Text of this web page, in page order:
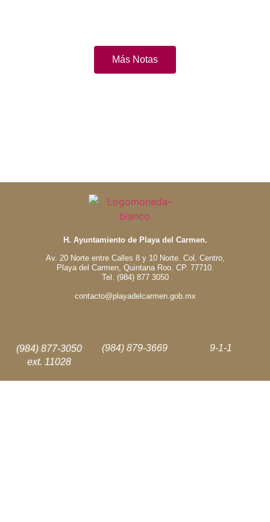
Más Notas
H. Ayuntamiento de Playa del Carmen.
Av. 20 Norte entre Calles 8 y 10 Norte. Col. Centro,
Playa del Carmen, Quintana Roo. CP. 77710.
Tel. (984) 877 3050
contacto@playadelcarmen.gob.mx
(984) 877-3050
ext. 11028
(984) 879-3669 9-1-1